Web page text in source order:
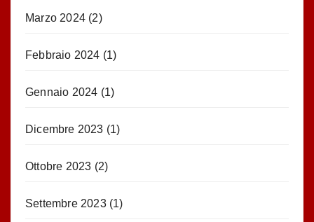
Marzo 2024 (2)
Febbraio 2024 (1)
Gennaio 2024 (1)
Dicembre 2023 (1)
Ottobre 2023 (2)
Settembre 2023(1)